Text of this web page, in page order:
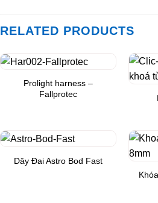
RELATED PRODUCTS
Add to
Prolight harness –
Fallprotec
Add to
Dây Đai Astro Bod Fast